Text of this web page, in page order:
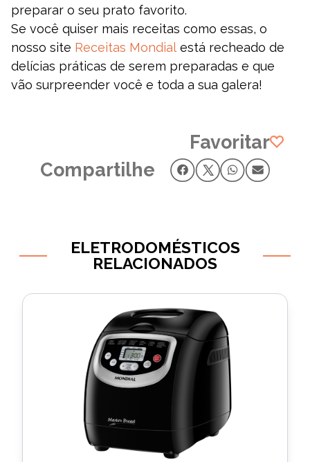
preparar o seu prato favorito.
Se você quiser mais receitas como essas, o
nosso site Receitas Mondialestá recheado de
delícias práticas de serem preparadas e que
vão surpreender você e toda a sua galera!
Favoritar
Compartilhe
ELETRODOMÉSTICOS
RELACIONADOS